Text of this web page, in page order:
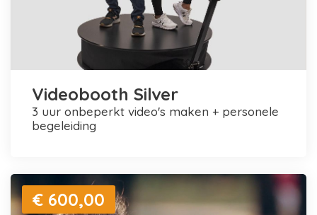
Videobooth Silver
3 uur onbeperkt video's maken + personele
begeleiding
€ 600,00